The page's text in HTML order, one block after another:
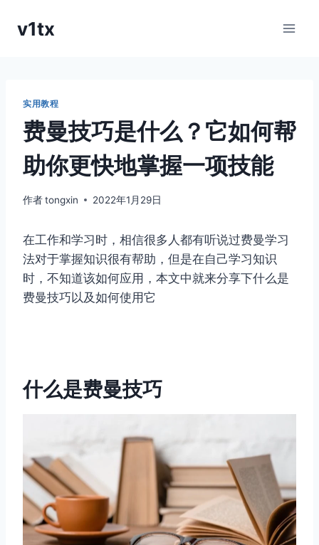
v1tx
实用教程
费曼技巧是什么？它如何帮
助你更快地掌握一项技能
作者tongxin 2022年1月29日
在工作和学习时，相信很多人都有听说过费曼学习
法对于掌握知识很有帮助，但是在自己学习知识
时，不知道该如何应用，本文中就来分享下什么是
费曼技巧以及如何使用它
什么是费曼技巧